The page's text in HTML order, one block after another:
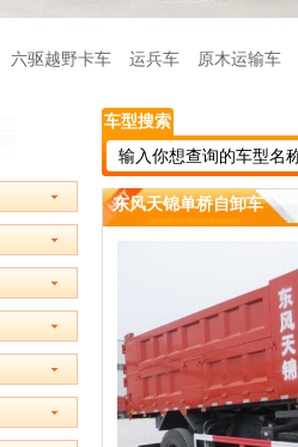
六驱越野卡车 运兵车 原木运输车
车型搜索
东风天锦单桥自卸车